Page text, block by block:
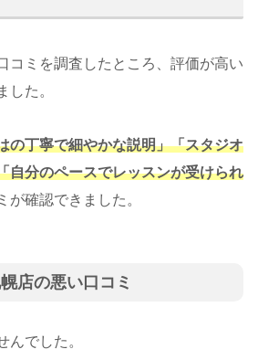
コミを調査したところ、評価が高い
した。
の丁寧で細やかな説明」「スタジオ
自分のペースでレッスンが受けられ
が確認できました。
店の悪い口コミ
んでした。